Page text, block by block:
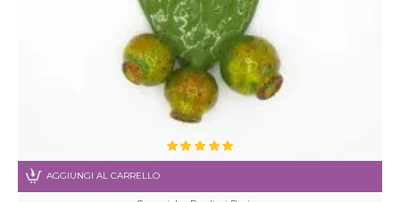
AGGIUNGI AL CARRELLO